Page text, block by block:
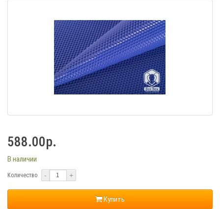
588.00р.
В наличии
Количество - +
Купить